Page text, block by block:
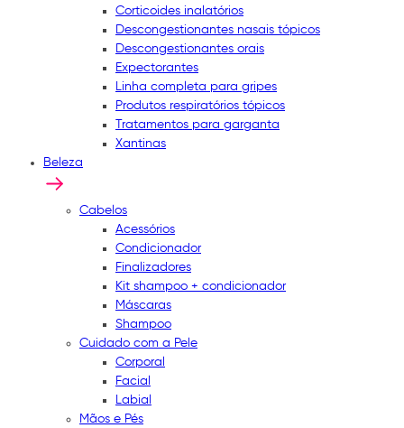
Corticoides inalatórios
Descongestionantes nasais tópicos
Descongestionantes orais
Expectorantes
Linha completa para gripes
Produtos respiratórios tópicos
Tratamentos para garganta
Xantinas
Beleza
Cabelos
Acessórios
Condicionador
Finalizadores
Kit shampoo + condicionador
Máscaras
Shampoo
Cuidado com a Pele
Corporal
Facial
Labial
Mãos e Pés